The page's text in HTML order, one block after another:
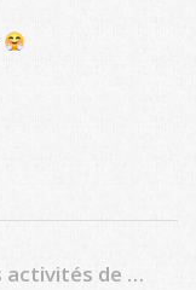
Changement d’horaire pour les activités de printemps